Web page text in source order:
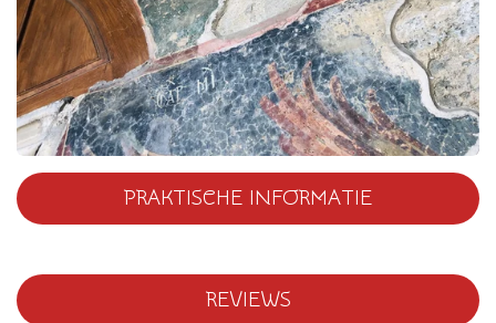
PRAKTISCHE INFORMATIE
REVIEWS